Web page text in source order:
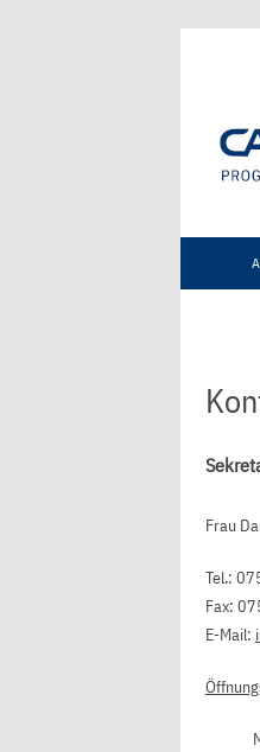
Frau
Tel.:
Fax:
E-Mail: